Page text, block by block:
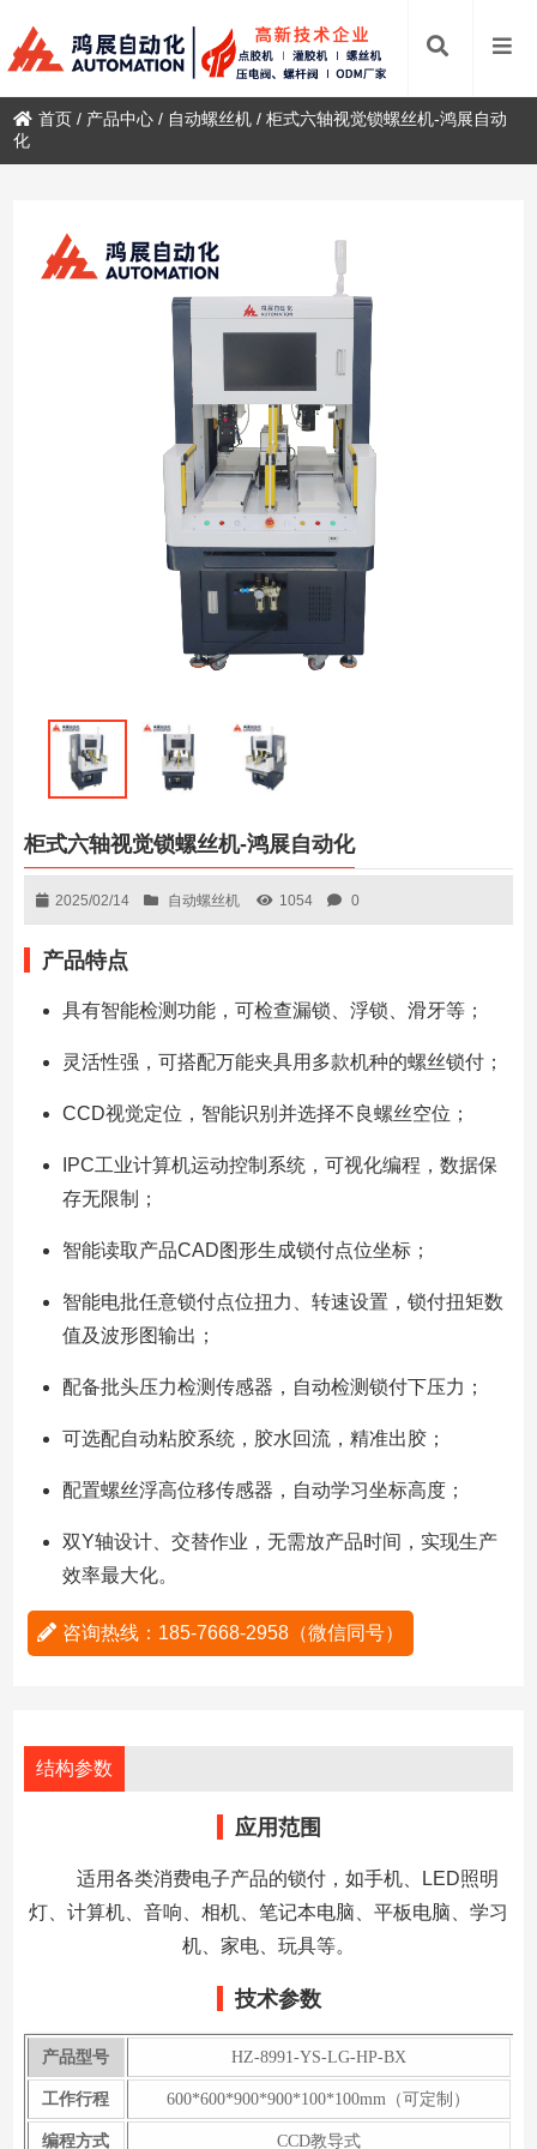
首页 / 产品中心 / 自动螺丝机 /柜式六轴视觉锁螺丝机-鸿展自动
化
柜式六轴视觉锁螺丝机-鸿展自动化
2025/02/14 自动螺丝机 1054 0
产品特点
具有智能检测功能，可检查漏锁、浮锁、滑牙等；
灵活性强，可搭配万能夹具用多款机种的螺丝锁付；
CCD视觉定位，智能识别并选择不良螺丝空位；
IPC工业计算机运动控制系统，可视化编程，数据保
存无限制；
智能读取产品CAD图形生成锁付点位坐标；
智能电批任意锁付点位扭力、转速设置，锁付扭矩数
值及波形图输出；
配备批头压力检测传感器，自动检测锁付下压力；
可选配自动粘胶系统，胶水回流，精准出胶；
配置螺丝浮高位移传感器，自动学习坐标高度；
双Y轴设计、交替作业，无需放产品时间，实现生产
效率最大化。
咨询热线：185-7668-2958（微信同号）
结构参数
应用范围
适用各类消费电子产品的锁付，如手机、LED照明
灯、计算机、音响、相机、笔记本电脑、平板电脑、学习
机、家电、玩具等。
技术参数
产品型号 HZ-8991-YS-LG-HP-BX
工作行程 600*600*900*900*100*100mm（可定制）
编程方式 CCD教导式